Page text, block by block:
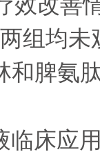
组均
和脾氨
临床应